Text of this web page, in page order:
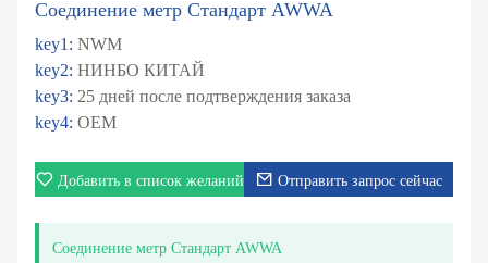
Соединение метр Стандарт AWWA
key1: NWM
key2: НИНБО КИТАЙ
key3: 25 дней после подтверждения заказа
key4: ОЕМ
Добавить в список желаний Отправить запрос сейчас
Соединение метр Стандарт AWWA